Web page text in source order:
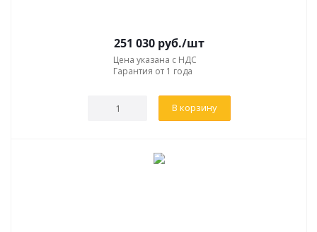
251 030 руб./шт
Цена указана с НДС
Гарантия от 1 года
В корзину